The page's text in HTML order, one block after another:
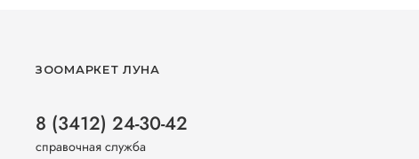
ЗООМАРКЕТ ЛУНА
8 (3412) 24-30-42
справочная служба